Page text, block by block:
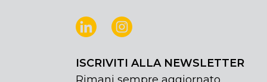
ISCRIVITI ALLA NEWSLETTER